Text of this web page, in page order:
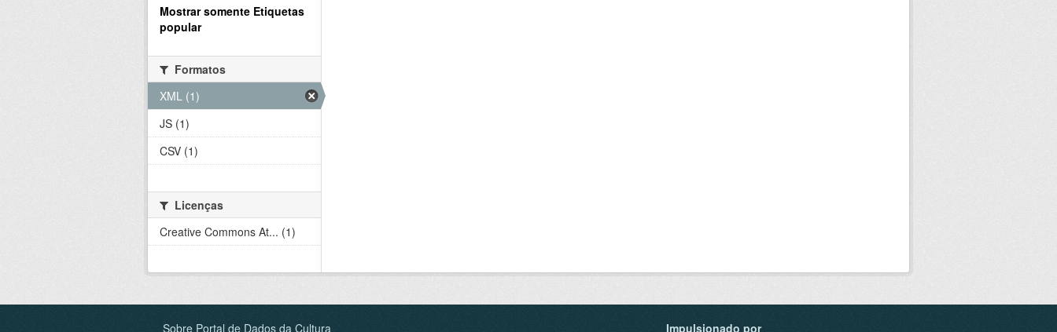
Mostrar somente Etiquetas
popular
Formatos
XML (1)
JS (1)
CSV (1)
Licenças
Creative Commons At... (1)
Sobre Portal de Dados da Cultura Impulsionado por